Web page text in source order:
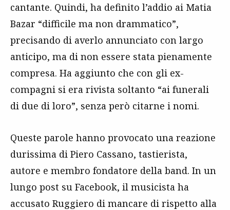
cantante. Quindi, ha definito l’addio ai Matia
Bazar “difficile ma non drammatico”,
precisando di averlo annunciato con largo
anticipo, ma di non essere stata pienamente
compresa. Ha aggiunto che con gli ex-
compagni si era rivista soltanto “ai funerali
di due di loro”, senza però citarne i nomi.
Queste parole hanno provocato una reazione
durissima di Piero Cassano, tastierista,
autore e membro fondatore della band. In un
lungo post su Facebook, il musicista ha
accusato Ruggiero di mancare di rispetto alla